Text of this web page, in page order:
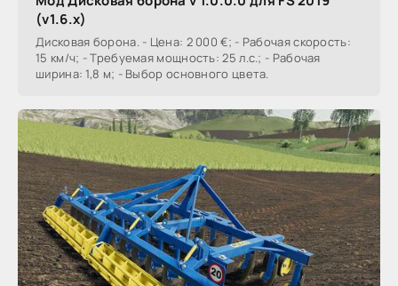
(v1.6.x)
Дисковая борона. - Цена: 2 000 €; - Рабочая скорость:
15 км/ч; - Требуемая мощность: 25 л.с.; - Рабочая
ширина: 1,8 м; - Выбор основного цвета.